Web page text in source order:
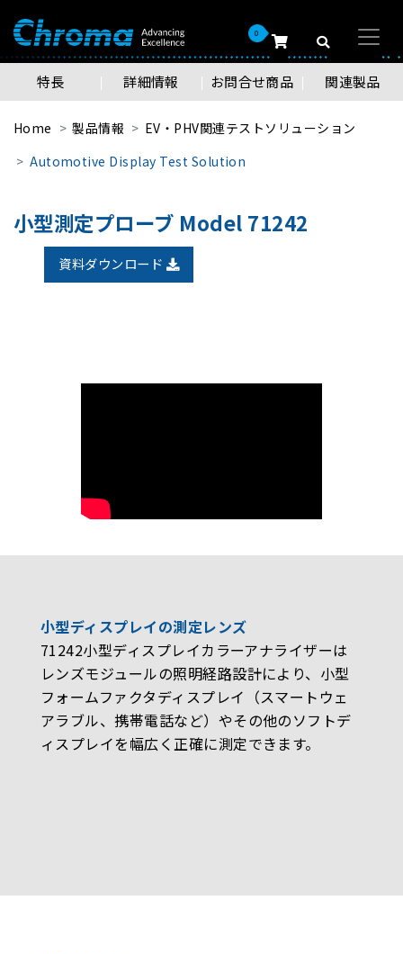
0
特長 詳細情報 お問合せ商品 関連製品
Home 製品情報
EV・PHV関連テストソリューション
Automotive Display Test Solution
小型測定プローブ Model 71242
資料ダウンロード
小型ディスプレイの測定レンズ
71242小型ディスプレイカラーアナライザーは
レンズモジュールの照明経路設計により、小型
フォームファクタディスプレイ（スマートウェ
アラブル、携帯電話など）やその他のソフトデ
ィスプレイを幅広く正確に測定できます。